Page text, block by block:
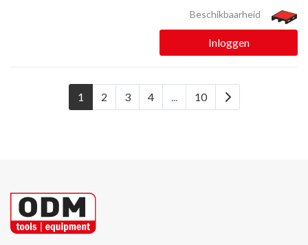
Beschikbaarheid
Inloggen
1 2 3 4 ... 10